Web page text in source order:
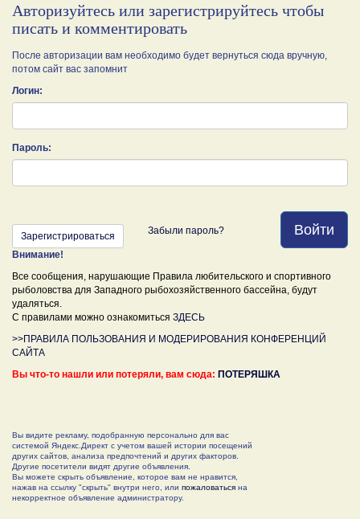
Авторизуйтесь или зарегистрируйтесь чтобы
писать и комментировать
После авторизации вам необходимо будет вернуться сюда вручную,
потом сайт вас запомнит
Логин:
Пароль:
Войти
Зарегистрироваться Забыли пароль?
Внимание!
Все сообщения, нарушающие Правила любительского и спортивного
рыболовства для Западного рыбохозяйственного бассейна, будут
удаляться.
С правилами можно ознакомиться ЗДЕСЬ
>>ПРАВИЛА ПОЛЬЗОВАНИЯ И МОДЕРИРОВАНИЯ КОНФЕРЕНЦИЙ
САЙТА
Вы что-то нашли или потеряли, вам сюда: ПОТЕРЯШКА
Вы видите рекламу, подобранную персонально для вас
системой Яндекс.Директ с учетом вашей истории посещений
других сайтов, анализа предпочтений и других факторов.
Другие посетители видят другие объявления.
Вы можете скрыть объявление, которое вам не нравится,
нажав на ссылку "скрыть" внутри него, или пожаловаться на
некорректное объявление администратору.